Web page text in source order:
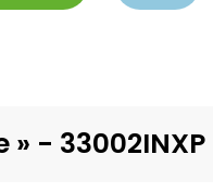
- 33002INXP